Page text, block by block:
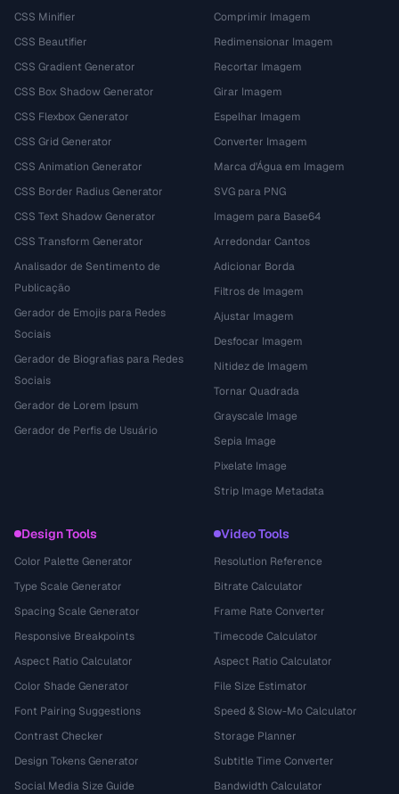
CSS Minifier
CSS Beautifier
CSS Gradient Generator
CSS Box Shadow Generator
CSS Flexbox Generator
CSS Grid Generator
CSS Animation Generator
CSS Border Radius Generator
CSS Text Shadow Generator
CSS Transform Generator
Analisador de Sentimento de
Publicação
Gerador de Emojis para Redes
Sociais
Gerador de Biografias para Redes
Sociais
Gerador de Lorem Ipsum
Gerador de Perfis de Usuário
Comprimir Imagem
Redimensionar Imagem
Recortar Imagem
Girar Imagem
Espelhar Imagem
Converter Imagem
Marca d'Água em Imagem
SVG para PNG
Imagem para Base64
Arredondar Cantos
Adicionar Borda
Filtros de Imagem
Ajustar Imagem
Desfocar Imagem
Nitidez de Imagem
Tornar Quadrada
Grayscale Image
Sepia Image
Pixelate Image
Strip Image Metadata
Design Tools
Color Palette Generator
Type Scale Generator
Spacing Scale Generator
Responsive Breakpoints
Aspect Ratio Calculator
Color Shade Generator
Font Pairing Suggestions
Contrast Checker
Design Tokens Generator
Social Media Size Guide
Video Tools
Resolution Reference
Bitrate Calculator
Frame Rate Converter
Timecode Calculator
Aspect Ratio Calculator
File Size Estimator
Speed & Slow-Mo Calculator
Storage Planner
Subtitle Time Converter
Bandwidth Calculator